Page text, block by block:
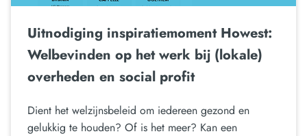
Uitnodiging inspiratiemoment Howest:
Welbevinden op het werk bij (lokale)
overheden en social profit
Dient het welzijnsbeleid om iedereen gezond en
gelukkig te houden? Of is het meer? Kan een